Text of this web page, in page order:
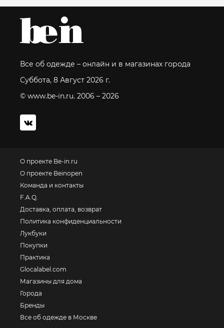
Все об одежде – онлайн и в магазинах города
Суббота, 8 Август 2026 г.
© www.be-in.ru. 2006 – 2026
О проекте Be-in.ru
О проекте Beinopen
Команда и контакты
F.A.Q.
Доставка, оплата, возврат
Политика конфиденциальности
Лукбуки
Покупки
Практика
Glocalabel.com
Магазины для дома
Города
Бренды
Все об одежде в Москве